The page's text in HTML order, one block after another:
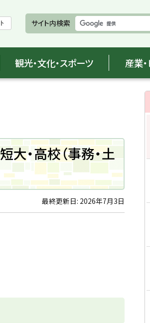
サイト内検索
観光・文化・スポーツ 産業
・高校（事務・土
最終更新日: 2026年7月3日